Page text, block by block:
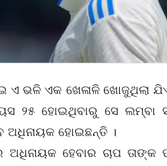
ଏ ଭଳି ଏକ ଖେଳାଳି ଖୋଜୁଥିଲା
୨୫ ହୋଇଥିବାରୁ ସେ ଲମ୍ବା
ଅଧିନାୟକ ହୋଇଛନ୍ତି ।
ହେବାର ଚାପ ତାଙ୍କ